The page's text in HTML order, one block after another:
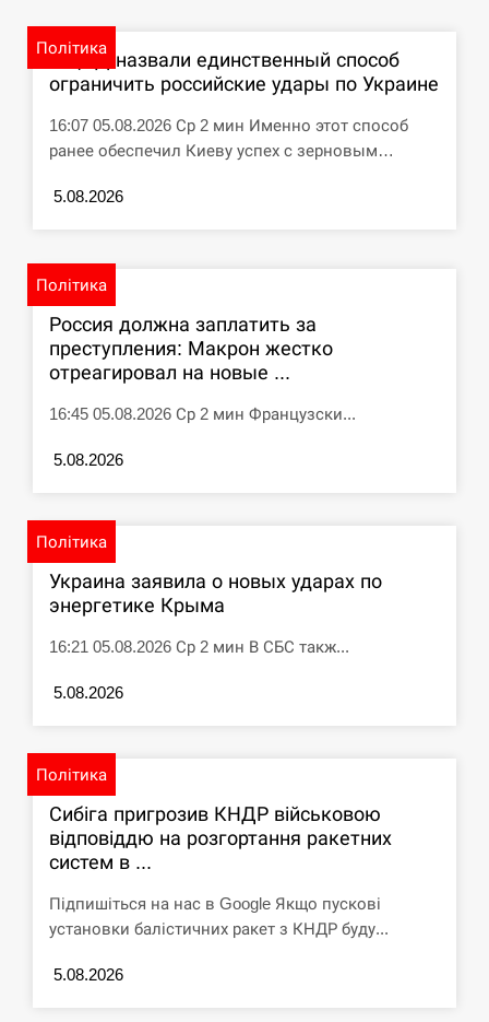
11:40
У зоопарку Токіо через спеку загинули три
левиці
СЕРПЕНЬ
11:23
Россияне ударили “Бардеролями” по Харькову,
есть пострадавшие
Політика
В ЦПД назвали единственный способ
ограничить российские удары по Украине
16:07 05.08.2026 Ср 2 мин Именно этот способ
ранее обеспечил Киеву успех с зерновым…
5.08.2026
Політика
Россия должна заплатить за
преступления: Макрон жестко
отреагировал на новые ...
16:45 05.08.2026 Ср 2 мин Французски...
5.08.2026
Політика
Украина заявила о новых ударах по
энергетике Крыма
16:21 05.08.2026 Ср 2 мин В СБС такж...
5.08.2026
Політика
Сибіга пригрозив КНДР військовою
відповіддю на розгортання ракетних
систем в ...
Підпишіться на нас в Google Якщо пускові
установки балістичних ракет з КНДР буду...
5.08.2026